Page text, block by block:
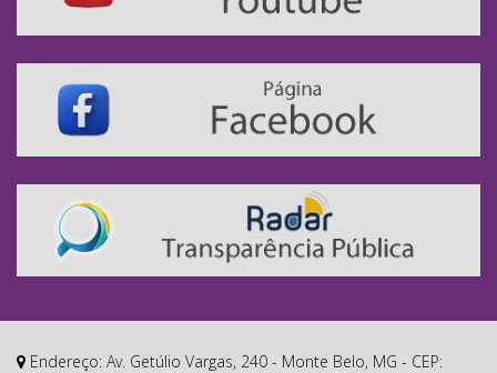
Endereço: Av. Getúlio Vargas, 240 - Monte Belo, MG - CEP: